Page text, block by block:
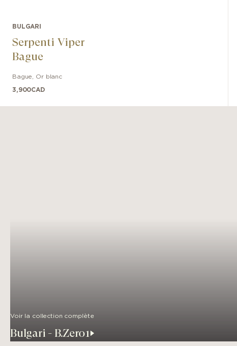
BULGARI
Serpenti Viper
Bague
Bague Or blanc
3,900CAD
Voir la collection complète
Bulgari - B.Zero1